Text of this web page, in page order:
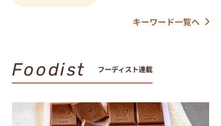
キーワード一覧へ
Foodist フーディスト連載